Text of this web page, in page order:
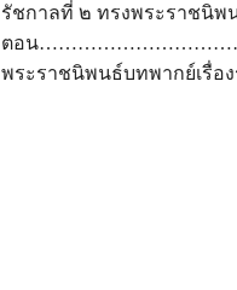
รัชกาลที่ ๒ ทรงพระราชนิพ
ตอน
พระราชนิพนธ์บทพากย์เ